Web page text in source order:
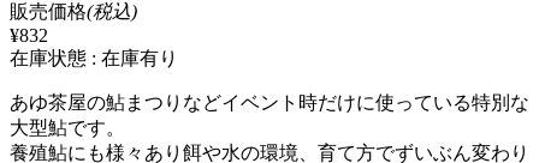
販売価格(税込)
¥832
在庫状態 : 在庫有り
あゆ茶屋の鮎まつりなどイベント時だけに使っている特別な
大型鮎です。
養殖鮎にも様々あり餌や水の環境、育て方でずいぶん変わり